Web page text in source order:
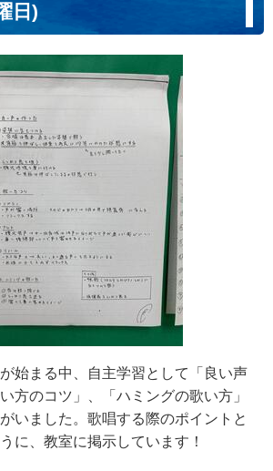
日)
始まる中、自主学習として「良い声
方のコツ」、「ハミングの歌い方」
いました。歌唱する際のポイントと
に、教室に掲示しています！